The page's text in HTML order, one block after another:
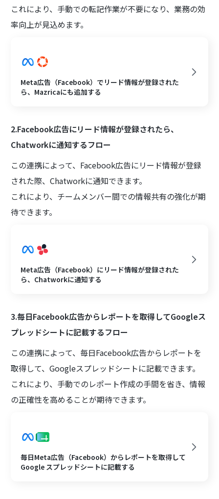
これにより、手動での転記作業が不要になり、業務の効
率向上が見込めます。
Meta広告（Facebook）でリード情報が登録された
ら、Mazricaにも追加する
2.Facebook広告にリード情報が登録されたら、
Chatworkに通知するフロー
この連携によって、Facebook広告にリード情報が登録
された際、Chatworkに通知できます。
これにより、チームメンバー間での情報共有の強化が期
待できます。
Meta広告（Facebook）にリード情報が登録された
ら、Chatworkに通知する
3.毎日Facebook広告からレポートを取得してGoogleス
プレッドシートに記載するフロー
この連携によって、毎日Facebook広告からレポートを
取得して、Googleスプレッドシートに記載できます。
これにより、手動でのレポート作成の手間を省き、情報
の正確性を高めることが期待できます。
毎日Meta広告（Facebook）からレポートを取得して
Google スプレッドシートに記載する